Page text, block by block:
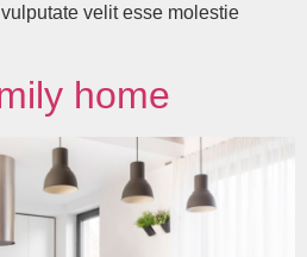
velit esse molestie
home